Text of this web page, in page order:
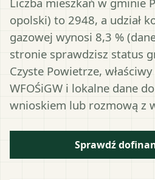
opolski) to 2948, a udział
gazowej wynosi 8,3 %
stronie sprawdzisz status
Czyste Powietrze,
WFOŚiGW i lokalne dane
wnioskiem lub rozmową z
Sprawdź